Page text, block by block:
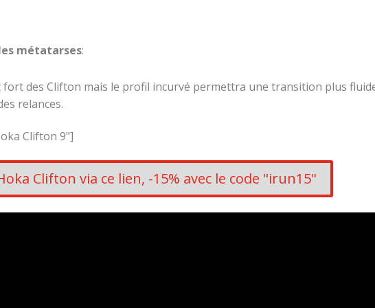
métatarses:
fort des Clifton mais le profil incurvé permettra une transition plus
relances.
Clifton 9"]
Clifton via ce lien, -15% avec le code "irun15"